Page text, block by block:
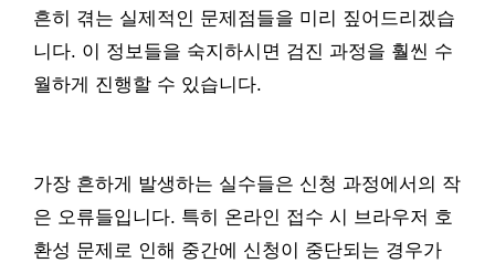
흔히 겪는 실제적인 문제점들을 미리 짚어드리겠습
니다. 이 정보들을 숙지하시면 검진 과정을 훨씬 수
월하게 진행할 수 있습니다.
가장 흔하게 발생하는 실수들은 신청 과정에서의 작
은 오류들입니다. 특히 온라인 접수 시 브라우저 호
환성 문제로 인해 중간에 신청이 중단되는 경우가